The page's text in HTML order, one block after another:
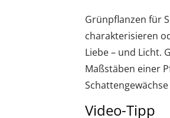
Grünpflanzen für
charakterisieren
Liebe – und Licht.
Maßstäben einer
Video-Tipp